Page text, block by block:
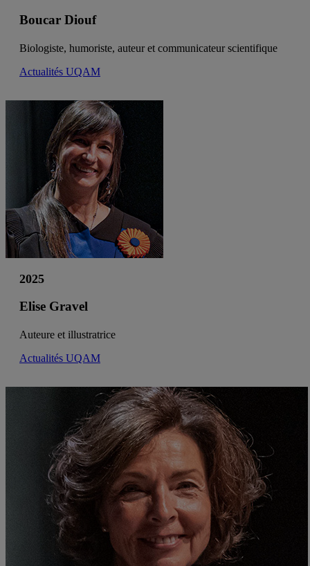
Boucar Diouf
Biologiste, humoriste, auteur et communicateur scientifique
Actualités UQAM
2025
Elise Gravel
Auteure et illustratrice
Actualités UQAM